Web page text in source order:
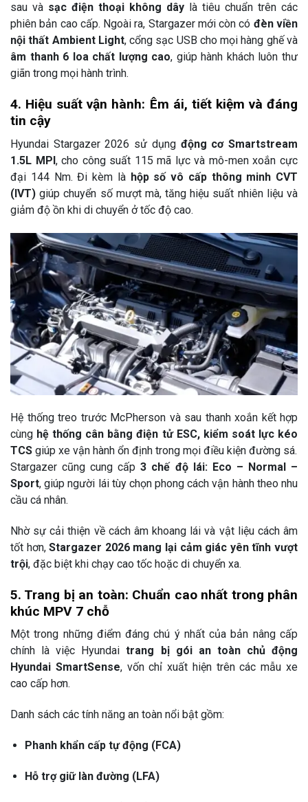
sau và sạc điện thoại không dây là tiêu chuẩn trên các
phiên bản cao cấp. Ngoài ra, Stargazer mới còn có đèn viền
nội thất Ambient Light, cổng sạc USB cho mọi hàng ghế và
âm thanh 6 loa chất lượng cao, giúp hành khách luôn thư
giãn trong mọi hành trình.
4. Hiệu suất vận hành: Êm ái, tiết kiệm và đáng
tin cậy
Hyundai Stargazer 2026 sử dụng động cơ Smartstream
1.5L MPI, cho công suất 115 mã lực và mô-men xoắn cực
đại 144 Nm. Đi kèm là hộp số vô cấp thông minh CVT
(IVT) giúp chuyển số mượt mà, tăng hiệu suất nhiên liệu và
giảm độ ồn khi di chuyển ở tốc độ cao.
Hệ thống treo trước McPherson và sau thanh xoắn kết hợp
cùng hệ thống cân bằng điện tử ESC, kiểm soát lực kéo
TCS giúp xe vận hành ổn định trong mọi điều kiện đường sá.
Stargazer cũng cung cấp3 chế độ lái: Eco – Normal –
Sport, giúp người lái tùy chọn phong cách vận hành theo nhu
cầu cá nhân.
Nhờ sự cải thiện về cách âm khoang lái và vật liệu cách âm
tốt hơn,Stargazer 2026 mang lại cảm giác yên tĩnh vượt
trội, đặc biệt khi chạy cao tốc hoặc di chuyển xa.
5. Trang bị an toàn: Chuẩn cao nhất trong phân
khúc MPV 7 chỗ
Một trong những điểm đáng chú ý nhất của bản nâng cấp
chính là việc Hyundaitrang bị gói an toàn chủ động
Hyundai SmartSense, vốn chỉ xuất hiện trên các mẫu xe
cao cấp hơn.
Danh sách các tính năng an toàn nổi bật gồm:
Phanh khẩn cấp tự động (FCA)
Hỗ trợ giữ làn đường (LFA)